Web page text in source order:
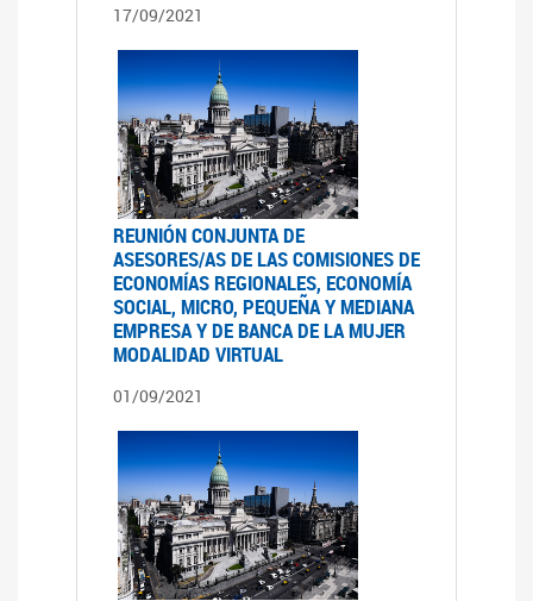
17/09/2021
REUNIÓN CONJUNTA DE
ASESORES/AS DE LAS COMISIONES DE
ECONOMÍAS REGIONALES, ECONOMÍA
SOCIAL, MICRO, PEQUEÑA Y MEDIANA
EMPRESA Y DE BANCA DE LA MUJER
MODALIDAD VIRTUAL
01/09/2021